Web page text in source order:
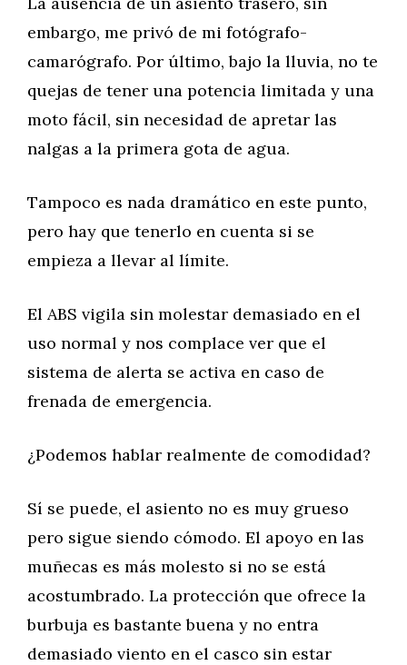
embargo, me privó de mi fotógrafo-
camarógrafo. Por último, bajo la lluvia, no te
quejas de tener una potencia limitada y una
moto fácil, sin necesidad de apretar las
nalgas a la primera gota de agua.
Tampoco es nada dramático en este punto,
pero hay que tenerlo en cuenta si se
empieza a llevar al límite.
El ABS vigila sin molestar demasiado en el
uso normal y nos complace ver que el
sistema de alerta se activa en caso de
frenada de emergencia.
¿Podemos hablar realmente de comodidad?
Sí se puede, el asiento no es muy grueso
pero sigue siendo cómodo. El apoyo en las
muñecas es más molesto si no se está
acostumbrado. La protección que ofrece la
burbuja es bastante buena y no entra
demasiado viento en el casco sin estar